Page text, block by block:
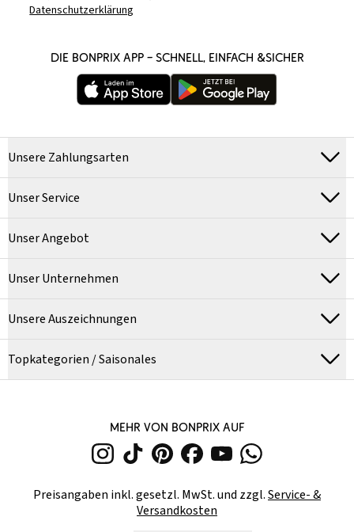
Datenschutzerklärung
DIE BONPRIX APP – SCHNELL, EINFACH &SICHER
Unsere Zahlungsarten
Unser Service
Unser Angebot
Unser Unternehmen
Unsere Auszeichnungen
Topkategorien / Saisonales
MEHR VON BONPRIX AUF
Preisangaben inkl. gesetzl. MwSt. und zzgl.Service- &
Versandkosten